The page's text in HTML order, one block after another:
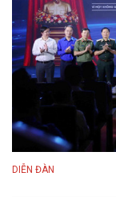
DIỄN ĐÀN